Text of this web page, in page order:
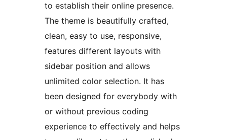
to establish their online presence.
The theme is beautifully crafted,
clean, easy to use, responsive,
features different layouts with
sidebar position and allows
unlimited color selection. It has
been designed for everybody with
or without previous coding
experience to effectively and helps